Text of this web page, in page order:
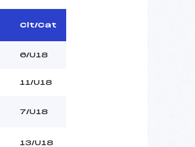
Clt/Cat
6/U18
11/U18
7/U18
13/U18